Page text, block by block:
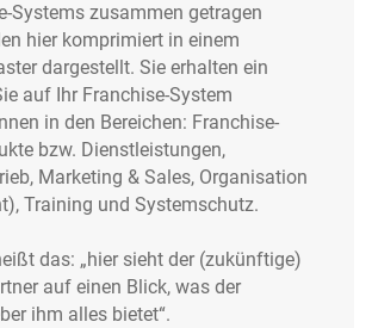
Systems zusammen getragen
hier komprimiert in einem
dargestellt. Sie erhalten ein
auf Ihr Franchise-System
in den Bereichen: Franchise-
bzw. Dienstleistungen,
Marketing & Sales, Organisation
Training und Systemschutz.
das: „hier sieht der (zukünftige)
auf einen Blick, was der
ihm alles bietet“.